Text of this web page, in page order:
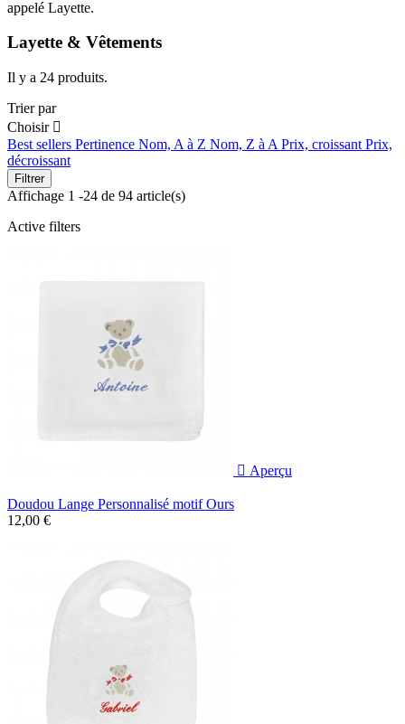
appelé Layette.
Layette & Vêtements
Il y a 24 produits.
Trier par
Choisir 
Best sellers Pertinence Nom, A à Z Nom, Z à A Prix, croissant Prix,
décroissant
Filtrer
Affichage 1 -24 de 94 article(s)
Active filters
 Aperçu
Doudou Lange Personnalisé motif Ours
12,00 €